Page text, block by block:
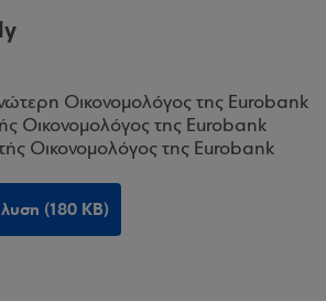
Οικονομολόγος της Eurobank
Οικονομολόγος της Eurobank
Οικονομολόγος της Eurobank
(180 KB)